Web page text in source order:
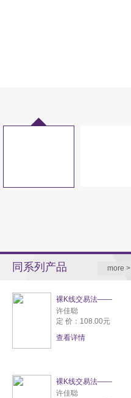
同系列产品 more >
裸K线交易法——
许佳聪
定 价：108.00元
查看详情
裸K线交易法——
许佳聪